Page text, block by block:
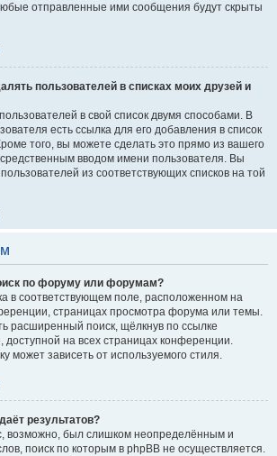
отправленные ими сообщения будут скрыты
пользователей в списках моих друзей и
в свой список двумя способами. В
есть ссылка для его добавления в список
того, вы можете сделать это прямо из вашего
вводом имени пользователя. Вы
из соответствующих списков на той
по форуму или форумам?
в соответствующем поле, расположенном на
страницах просмотра форума или темы.
расширенный поиск, щёлкнув по ссылке
на всех страницах конференции.
может зависеть от используемого стиля.
результатов?
возможно, был слишком неопределённым и
поиск по которым в phpBB не осуществляется.